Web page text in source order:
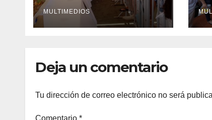
MULTIMEDIOS
Deja un comentario
Tu dirección de correo electrónico no será
Comentario *